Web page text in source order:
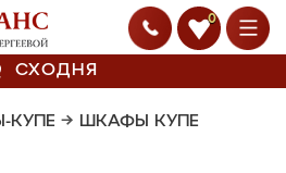
0
СХОДНЯ
КУПЕ → ШКАФЫ КУПЕ